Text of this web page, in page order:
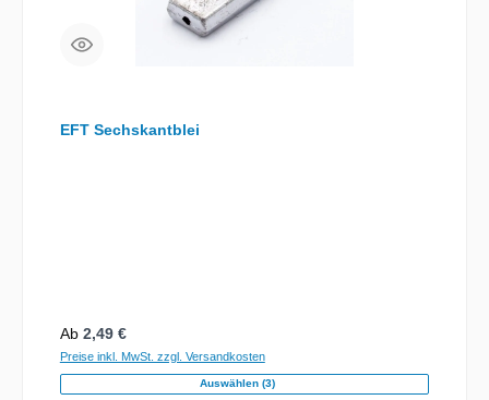
EFT Sechskantblei
Regulärer Preis:
Ab 2,49 €
Preise inkl. MwSt. zzgl. Versandkosten
Auswählen (3)